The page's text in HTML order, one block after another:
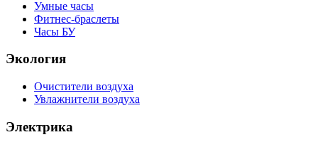
Умные часы
Фитнес-браслеты
Часы БУ
Экология
Очистители воздуха
Увлажнители воздуха
Электрика